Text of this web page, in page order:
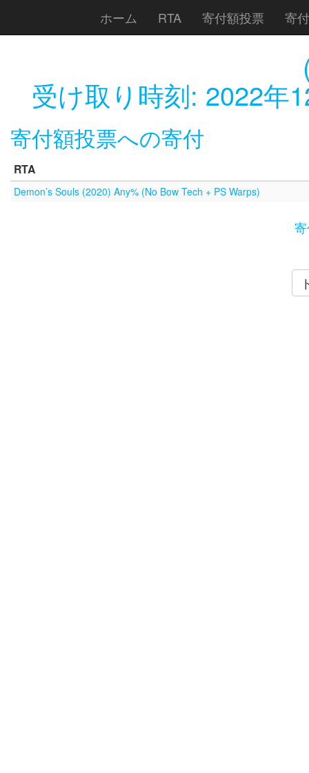
ホーム RTA 寄付額投票 寄
受け取り時刻: 2022年
寄付額投票への寄付
RTA
Demon’s Souls (2020) Any% (No Bow Tech + PS Warps)